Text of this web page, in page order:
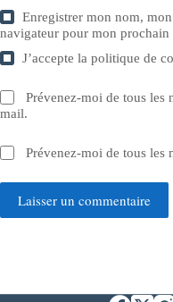
Enregistrer mon nom,
navigateur pour mon prochain
J’accepte lapolitique de
Prévenez-moi de tous les
mail.
Prévenez-moi de tous les
Laisser un commentaire